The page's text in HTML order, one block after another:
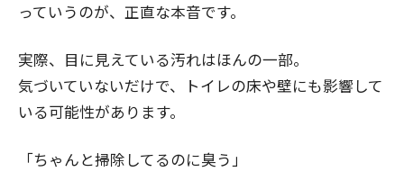
っていうのが、正直な本音です。
実際、目に見えている汚れはほんの一部。
気づいていないだけで、トイレの床や壁にも影響して
いる可能性があります。
「ちゃんと掃除してるのに臭う」